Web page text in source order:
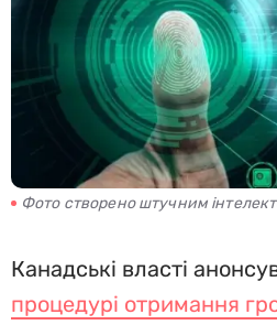
Фото створено штучним
Канадські власті
процедурі отримання